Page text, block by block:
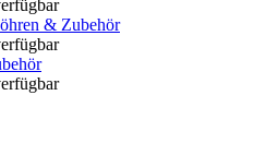
& Zubehör